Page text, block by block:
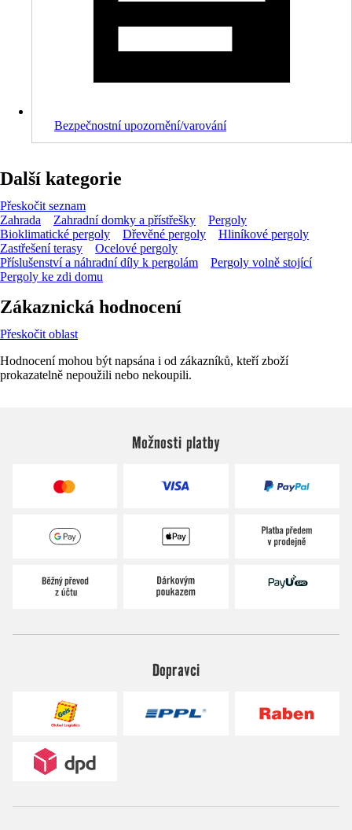
Bezpečnostní upozornění/varování
Další kategorie
Přeskočit seznam
Zahrada
Zahradní domky a přístřešky
Pergoly
Bioklimatické pergoly
Dřevěné pergoly
Hliníkové pergoly
Zastřešení terasy
Ocelové pergoly
Příslušenství a náhradní díly k pergolám
Pergoly volně stojící
Pergoly ke zdi domu
Zákaznická hodnocení
Přeskočit oblast
Hodnocení mohou být napsána i od zákazníků, kteří zboží
prokazatelně nepoužili nebo nekoupili.
Možnosti platby
Dopravci